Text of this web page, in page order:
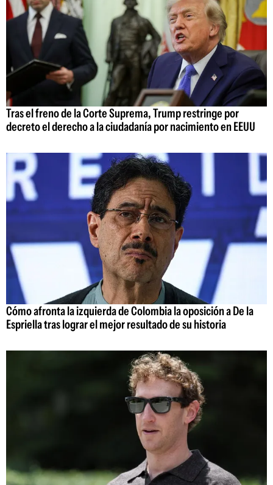
Tras el freno de la Corte Suprema, Trump restringe por
decreto el derecho a la ciudadanía por nacimiento en EEUU
Cómo afronta la izquierda de Colombia la oposición a De la
Espriella tras lograr el mejor resultado de su historia